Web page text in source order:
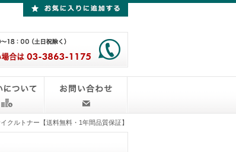
クルトナー【送料無料・1年間品質保証】